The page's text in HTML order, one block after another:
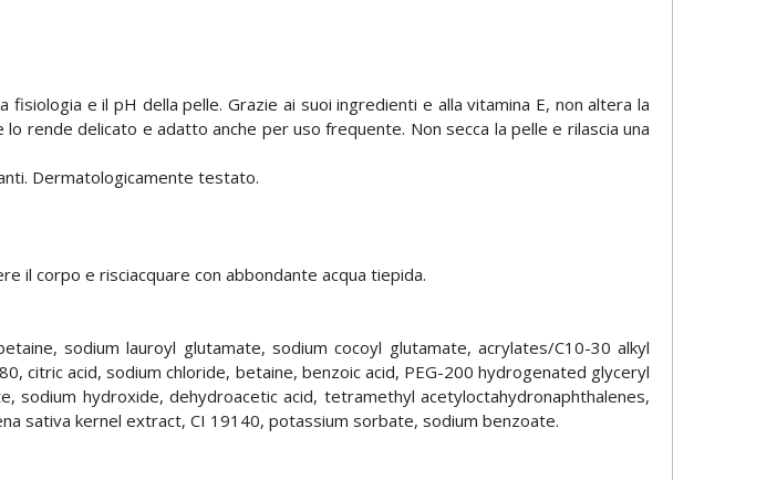
e il pH della pelle. Grazie ai suoi ingredienti e alla vitamina E, non altera la
rende delicato e adatto anche per uso frequente. Non secca la pelle e rilascia una
Dermatologicamente testato.
il corpo e risciacquare con abbondante acqua tiepida.
sodium lauroyl glutamate, sodium cocoyl glutamate, acrylates/C10-30 alkyl
citric acid, sodium chloride, betaine, benzoic acid, PEG-200 hydrogenated glyceryl
sodium hydroxide, dehydroacetic acid, tetramethyl acetyloctahydronaphthalenes,
sativa kernel extract, CI 19140, potassium sorbate, sodium benzoate.